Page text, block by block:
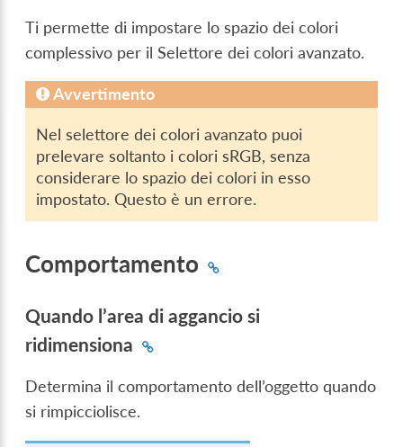
Ti permette di impostare lo spazio dei colori
complessivo per il Selettore dei colori avanzato.
Avvertimento
Nel selettore dei colori avanzato puoi
prelevare soltanto i colori sRGB, senza
considerare lo spazio dei colori in esso
impostato. Questo è un errore.
Comportamento
Quando l’area di aggancio si
ridimensiona
Determina il comportamento dell’oggetto quando
si rimpicciolisce.